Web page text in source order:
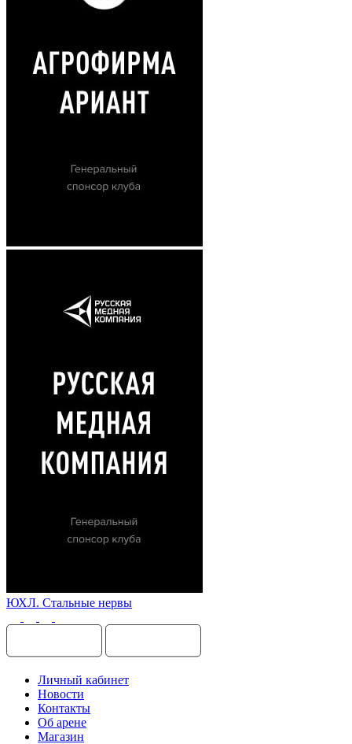
ЮХЛ. Стальные нервы
Личный кабинет
Новости
Контакты
Об арене
Магазин